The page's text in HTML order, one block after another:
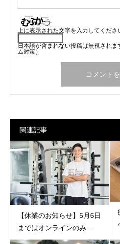
上に表示された文字を入力してくださ
日本語が含まれない投稿は無視され
ム対策）
関連記事
【休業のお知らせ】5月6日
まではオンラインのみ...